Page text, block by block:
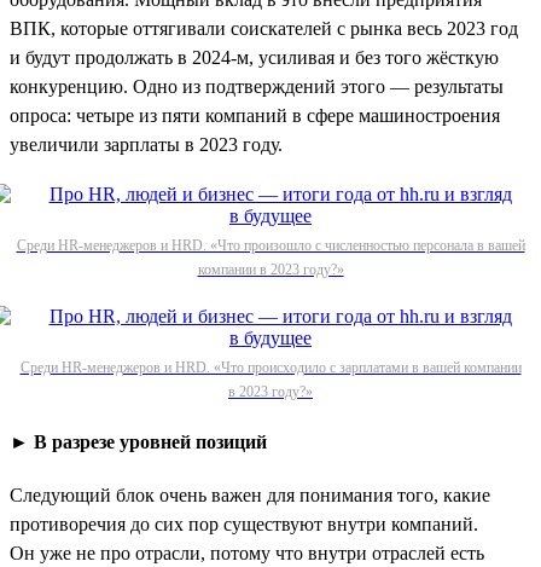
ВПК, которые оттягивали соискателей с рынка весь 2023 год
и будут продолжать в 2024-м, усиливая и без того жёсткую
конкуренцию. Одно из подтверждений этого — результаты
опроса: четыре из пяти компаний в сфере машиностроения
увеличили зарплаты в 2023 году.
Среди HR-менеджеров и HRD. «Что произошло с численностью персонала в вашей
компании в 2023 году?»
Среди HR-менеджеров и HRD. «Что происходило с зарплатами в вашей компании
в 2023 году?»
► В разрезе уровней позиций
Следующий блок очень важен для понимания того, какие
противоречия до сих пор существуют внутри компаний.
Он уже не про отрасли, потому что внутри отраслей есть